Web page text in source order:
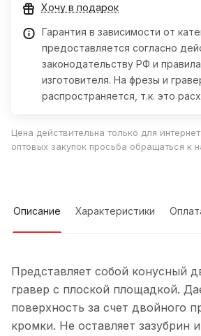
Хочу в подарок
Гарантия в зависимости от
предоставляется согласно
законодательству РФ и
изготовителя. На фрезы и
распространяется, т.к. это
Цена действительна только для
оптовых закупок просьба обращаться
Описание Характеристики
Представляет собой конусный
гравер с плоской площадкой.
поверхность за счет двойного
кромки. Не оставляет зазубрин